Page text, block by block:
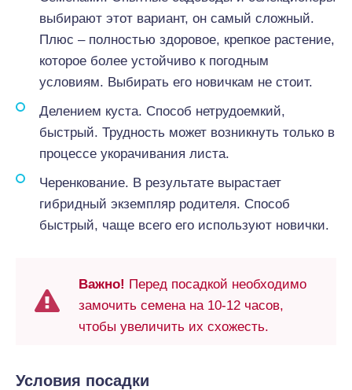
выбирают этот вариант, он самый сложный.
Плюс – полностью здоровое, крепкое растение,
которое более устойчиво к погодным
условиям. Выбирать его новичкам не стоит.
Делением куста. Способ нетрудоемкий,
быстрый. Трудность может возникнуть только в
процессе укорачивания листа.
Черенкование. В результате вырастает
гибридный экземпляр родителя. Способ
быстрый, чаще всего его используют новички.
Важно! Перед посадкой необходимо
замочить семена на 10-12 часов,
чтобы увеличить их схожесть.
Условия посадки